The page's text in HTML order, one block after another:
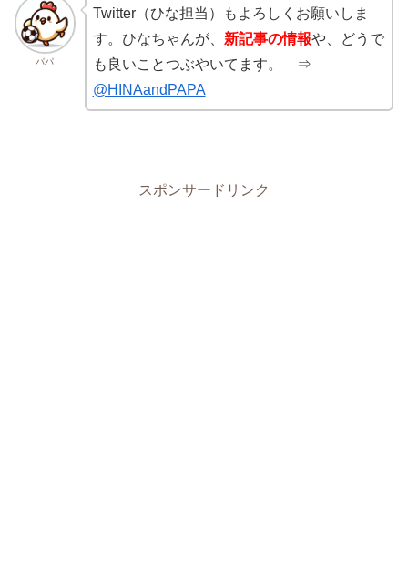
パパ
Twitter（ひな担当）もよろしくお願いしま
す。ひなちゃんが、 新記事の情報や、どうで
も良いことつぶやいてます。 ⇒
@HINAandPAPA
スポンサードリンク